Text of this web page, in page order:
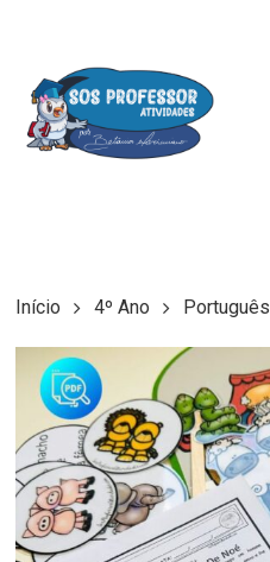
content
Início 4º Ano Português